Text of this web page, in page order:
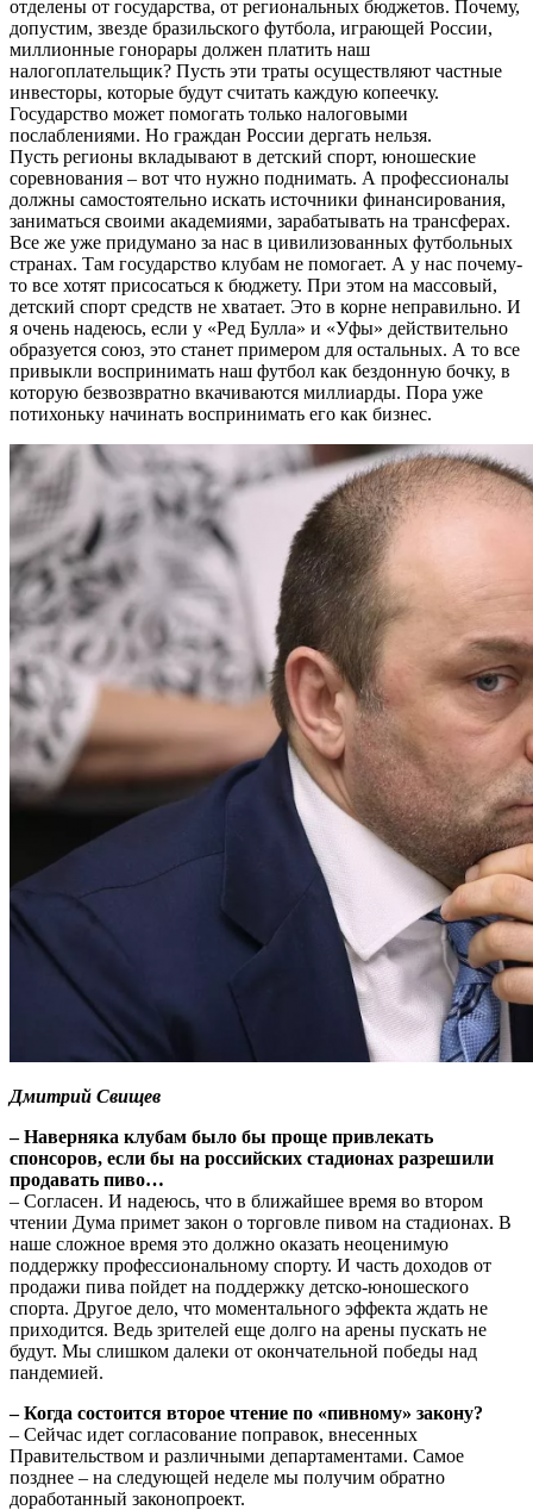
отделены от государства, от региональных бюджетов. Почему,
допустим, звезде бразильского футбола, играющей России,
миллионные гонорары должен платить наш
налогоплательщик? Пусть эти траты осуществляют частные
инвесторы, которые будут считать каждую копеечку.
Государство может помогать только налоговыми
послаблениями. Но граждан России дергать нельзя.
Пусть регионы вкладывают в детский спорт, юношеские
соревнования – вот что нужно поднимать. А профессионалы
должны самостоятельно искать источники финансирования,
заниматься своими академиями, зарабатывать на трансферах.
Все же уже придумано за нас в цивилизованных футбольных
странах. Там государство клубам не помогает. А у нас почему-
то все хотят присосаться к бюджету. При этом на массовый,
детский спорт средств не хватает. Это в корне неправильно. И
я очень надеюсь, если у «Ред Булла» и «Уфы» действительно
образуется союз, это станет примером для остальных. А то все
привыкли воспринимать наш футбол как бездонную бочку, в
которую безвозвратно вкачиваются миллиарды. Пора уже
потихоньку начинать воспринимать его как бизнес.
Дмитрий Свищев
– Наверняка клубам было бы проще привлекать
спонсоров, если бы на российских стадионах разрешили
продавать пиво…
– Согласен. И надеюсь, что в ближайшее время во втором
чтении Дума примет закон о торговле пивом на стадионах. В
наше сложное время это должно оказать неоценимую
поддержку профессиональному спорту. И часть доходов от
продажи пива пойдет на поддержку детско-юношеского
спорта. Другое дело, что моментального эффекта ждать не
приходится. Ведь зрителей еще долго на арены пускать не
будут. Мы слишком далеки от окончательной победы над
пандемией.
– Когда состоится второе чтение по «пивному» закону?
– Сейчас идет согласование поправок, внесенных
Правительством и различными департаментами. Самое
позднее – на следующей неделе мы получим обратно
доработанный законопроект.